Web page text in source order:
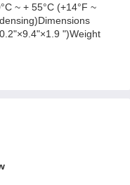
~ + 55°C (+14°F ~
")Weight